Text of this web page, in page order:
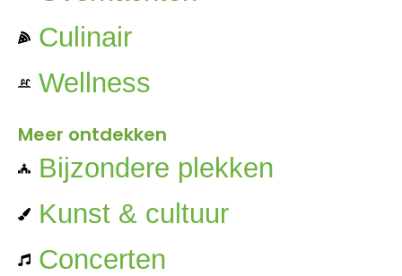
Culinair
Wellness
Meer ontdekken
Bijzondere plekken
Kunst & cultuur
Concerten